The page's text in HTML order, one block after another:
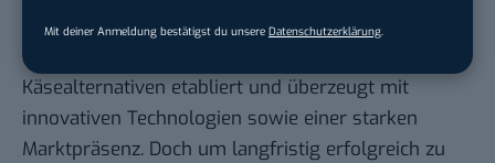
Mit deiner Anmeldung bestätigst du unsere Datenschutzerklärung
Formo hat sich als Vorreiter im Bereich tierfreier
Käsealternativen etabliert und überzeugt mit
innovativen Technologien sowie einer starken
Marktpräsenz. Doch um langfristig erfolgreich zu